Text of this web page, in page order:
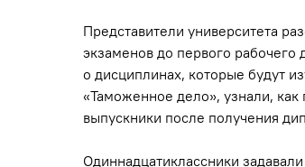
Представители университета
экзаменов до первого
о дисциплинах, которые будут
«Таможенное дело», узнали, как
выпускники после получения
Одиннадцатиклассники